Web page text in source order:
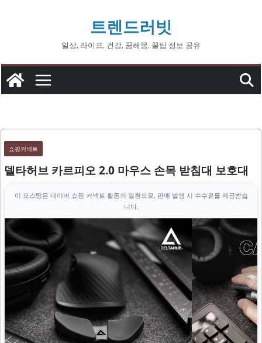
트렌드러빗
일상, 라이프, 건강, 꿈해몽, 꿀팁 정보 공유
쇼핑커넥트
델타허브 카르피오 2.0 마우스 손목 받침대 보호대
이 포스팅은 네이버 쇼핑 커넥트 활동의 일환으로, 판매 발생 시 수수료를 제공받습
니다.